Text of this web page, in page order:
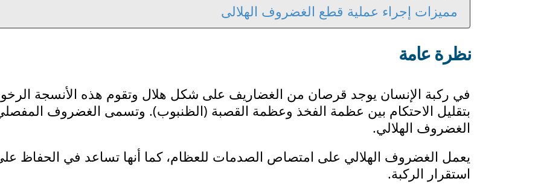
مميزات إجراء عملية قطع الغضروف الهلالى
نظرة عامة
في ركبة الإنسان يوجد قرصان من الغضاريف على شكل هلال وتقوم هذه الأنسجة
بتقليل الاحتكام بين عظمة الفخذ وعظمة القصبة (الظنبوب). وتسمى الغضروف
الغضروف الهلالي.
يعمل الغضروف الهلالي على امتصاص الصدمات للعظام، كما أنها تساعد في الحفاظ
استقرار الركبة.